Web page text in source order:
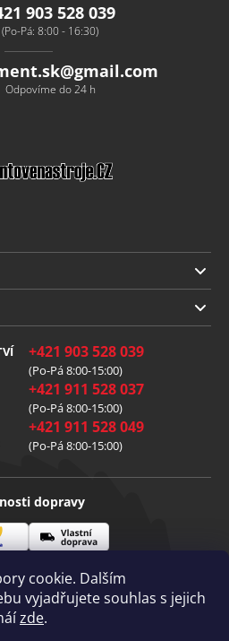
cookie. Dalším
vyjadřujete souhlas s jejich
zde.
903 528 039
(Po-Pá: 8:00 - 16:30)
@gmail.com
Odpovíme do 24 h
+421 903 528 039
(Po-Pá 8:00-15:00)
+421 911 528 037
(Po-Pá 8:00-15:00)
+421 911 528 049
(Po-Pá 8:00-15:00)
dopravy
doprava